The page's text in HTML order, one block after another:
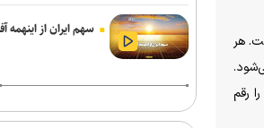
قبلی است. هر
می‌شود.
را رقم
اینترنت بین‌الملل درست نیست
با مصرف زیاد پروتئین، بدن‌ خود را
سهم ایران از اینهمه